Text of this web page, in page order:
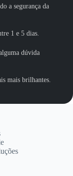
a segurança da
1 e 5 dias.
dúvida
mais brilhantes.